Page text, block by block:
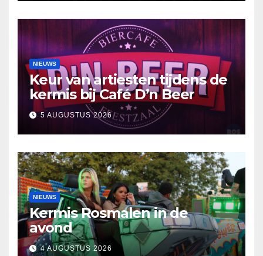
NIEUWS
Keur van artiesten tijdens de
kermis bij Café D’n Beer
5 AUGUSTUS 2026
NIEUWS
Kermis Rosmalen in de
avond
4 AUGUSTUS 2026